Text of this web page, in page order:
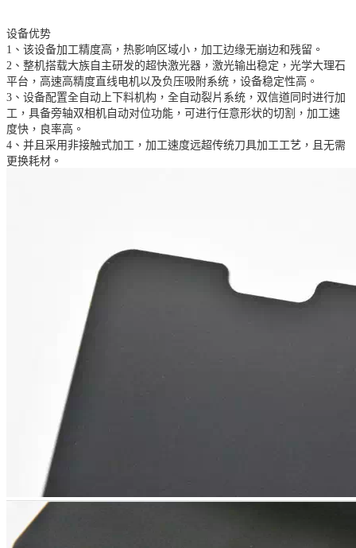
设备优势
1、该设备加工精度高，热影响区域小，加工边缘无崩边和残留。
2、整机搭载大族自主研发的超快激光器，激光输出稳定，光学大理石
平台，高速高精度直线电机以及负压吸附系统，设备稳定性高。
3、设备配置全自动上下料机构，全自动裂片系统，双信道同时进行加
工，具备旁轴双相机自动对位功能，可进行任意形状的切割，加工速
度快，良率高。
4、并且采用非接触式加工，加工速度远超传统刀具加工工艺，且无需
更换耗材。